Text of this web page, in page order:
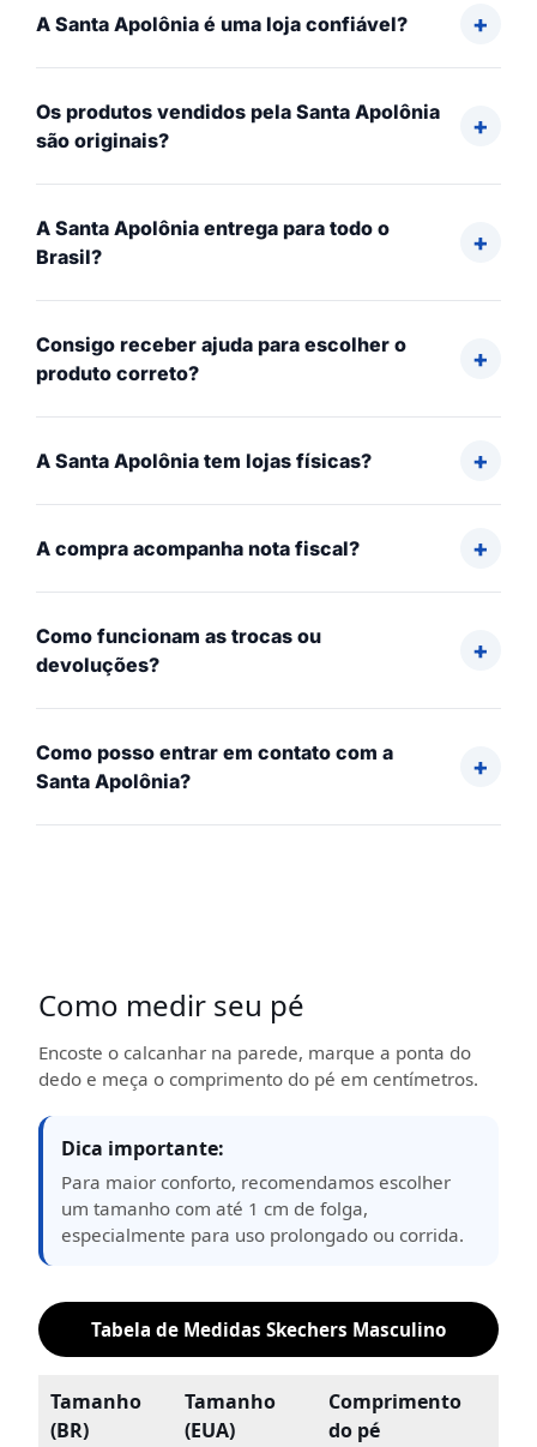
A Santa Apolônia é uma loja confiável?
Os produtos vendidos pela Santa Apolônia
são originais?
A Santa Apolônia entrega para todo o
Brasil?
Consigo receber ajuda para escolher o
produto correto?
A Santa Apolônia tem lojas físicas?
A compra acompanha nota fiscal?
Como funcionam as trocas ou
devoluções?
Como posso entrar em contato com a
Santa Apolônia?
Como medir seu pé
Encoste o calcanhar na parede, marque a ponta do
dedo e meça o comprimento do pé em centímetros.
Dica importante:
Para maior conforto, recomendamos escolher
um tamanho com até 1 cm de folga,
especialmente para uso prolongado ou corrida.
Tabela de Medidas Skechers Masculino
Tamanho
(BR)
Tamanho
(EUA)
Comprimento
do pé